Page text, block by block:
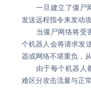
一旦建立了僵尸网
发送远程指令来发动攻
当僵尸网络将受害
个机器人会将请求发
器或网络不堪重负，
由于每个机器人都
难区分攻击流量与正常